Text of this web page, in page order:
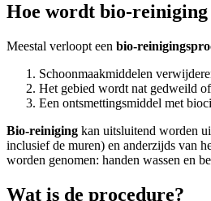
Hoe wordt bio-reiniging
Meestal verloopt een bio-
Schoonmaakmiddelen
Het gebied wordt nat gedweild
Een ontsmettingsmiddel met
Bio-reiniging kan uitsluitend worden
inclusief de muren) en anderzijds van
worden genomen: handen wassen en
Wat is de procedure?